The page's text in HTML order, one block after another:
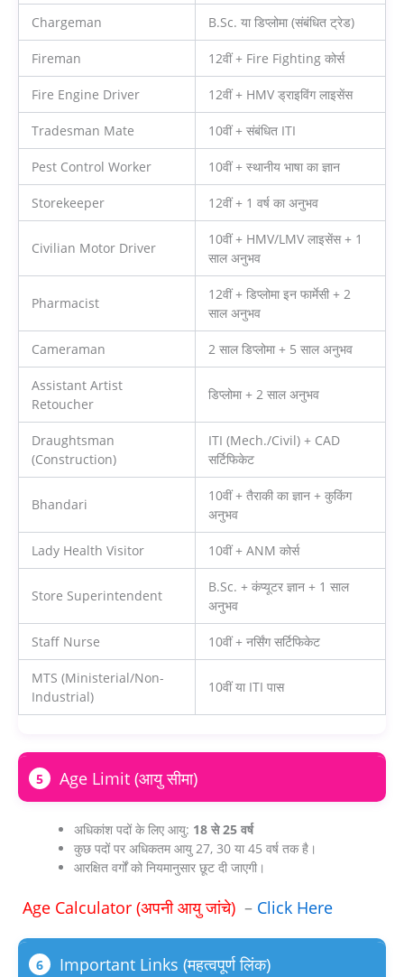
Chargeman B.Sc. या डिप्लोमा (संबंधित ट्रेड)
Fireman 12वीं + Fire Fighting कोर्स
Fire Engine Driver 12वीं + HMV ड्राइविंग लाइसेंस
Tradesman Mate 10वीं + संबंधित ITI
Pest Control Worker 10वीं + स्थानीय भाषा का ज्ञान
Storekeeper 12वीं + 1 वर्ष का अनुभव
Civilian Motor Driver
10वीं + HMV/LMV लाइसेंस + 1
साल अनुभव
Pharmacist
12वीं + डिप्लोमा इन फार्मेसी + 2
साल अनुभव
Cameraman 2 साल डिप्लोमा + 5 साल अनुभव
Assistant Artist
Retoucher
डिप्लोमा + 2 साल अनुभव
Draughtsman
(Construction)
ITI (Mech./Civil) + CAD
सर्टिफिकेट
Bhandari
10वीं + तैराकी का ज्ञान + कुकिंग
अनुभव
Lady Health Visitor 10वीं + ANM कोर्स
Store Superintendent
B.Sc. + कंप्यूटर ज्ञान + 1 साल
अनुभव
Staff Nurse 10वीं + नर्सिंग सर्टिफिकेट
MTS (Ministerial/Non-
Industrial)
10वीं या ITI पास
5 Age Limit (आयु सीमा)
अधिकांश पदों के लिए आयु: 18 से 25 वर्ष
कुछ पदों पर अधिकतम आयु 27, 30 या 45 वर्ष तक है।
आरक्षित वर्गों को नियमानुसार छूट दी जाएगी।
Age Calculator (अपनी आयु जांचे) – Click Here
6 Important Links (महत्वपूर्ण लिंक)